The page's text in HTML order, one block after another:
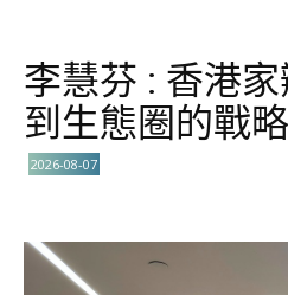
李慧芬 : 香港
到生態圈的戰
2026-08-07